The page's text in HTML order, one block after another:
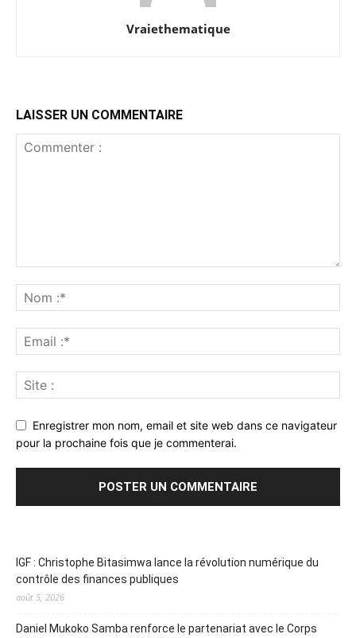
Vraiethematique
LAISSER UN COMMENTAIRE
Enregistrer mon nom, email et site web dans ce navigateur
pour la prochaine fois que je commenterai.
IGF : Christophe Bitasimwa lance la révolution numérique du
contrôle des finances publiques
août 5, 2026
Daniel Mukoko Samba renforce le partenariat avec le Corps